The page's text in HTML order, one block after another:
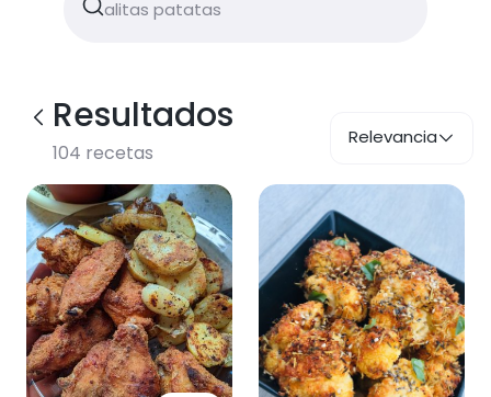
Resultados
104 recetas
Relevancia